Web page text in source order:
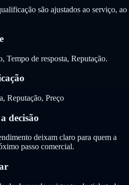
são ajustados ao serviço, ao
Tempo de resposta, Reputação.
Reputação, Preço
decisão
deixam claro para quem a
passo comercial.